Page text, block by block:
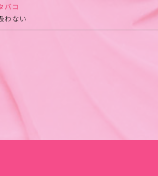
バコ
わない